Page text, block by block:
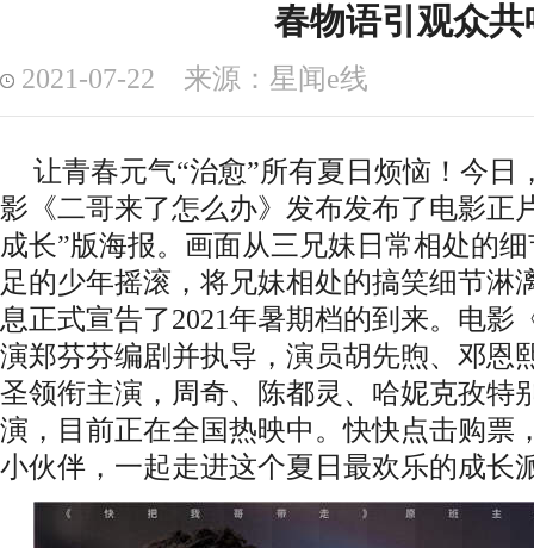
春物语引观众共
2021-07-22 来源：星闻e线
让青春元气“治愈”所有夏日烦恼！ 今日
影 《二哥来了怎么办》 发布发布了电影正
成长”版海报。画面从三兄妹日常相处的
足的少年摇滚，将兄妹相处的搞笑细节淋
息正式宣告了2021年暑期档的到来。 电影
演郑芬芬编剧并执导，演员胡先煦、邓恩
圣领衔主演 ，周奇、陈都灵、哈妮克孜特
演 ， 目前正在全国热映中。快快点击购票
小伙伴，一起走进这个夏日最欢乐的成长